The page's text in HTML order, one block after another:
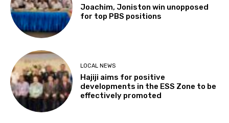
Joachim, Joniston win unopposed
for top PBS positions
LOCAL NEWS
Hajiji aims for positive
developments in the ESS Zone to be
effectively promoted